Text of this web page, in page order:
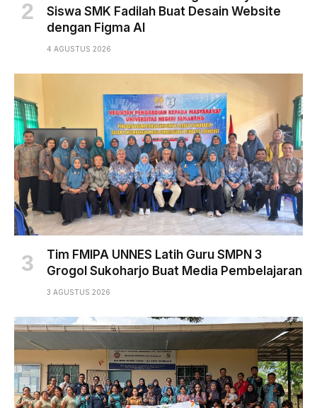
Siswa SMK Fadilah Buat Desain Website
dengan Figma AI
4 AGUSTUS 2026
Tim FMIPA UNNES Latih Guru SMPN 3
Grogol Sukoharjo Buat Media Pembelajaran
3 AGUSTUS 2026